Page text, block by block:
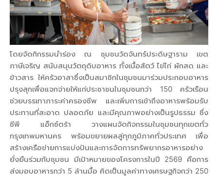
โดยจัดกิกรรมนำร่อง ณ ชุมชนวัดจันทร์ประดิษฐาราม เขต
ภาษีเจริญ สนับสนุนวัตถุดิบอาหาร ทั้งเนื้อสัตว์ ไข่ไก่ ผักสด และ
ข้าวสาร ให้ครัวอาสาซึ่งเป็นสมาชิกในชุมชนมาร่วมประกอบอาหาร
ปรุงสุกเพื่อแจกจ่ายให้แก่ประชาชนในชุมชนกว่า 150 ครัวเรือน
ช่วยบรรเทาภาระค่าครองชีพ และเพิ่มการเข้าถึงอาหารพร้อมรับ
ประทานที่สะอาด ปลอดภัย และมีคุณภาพอย่างเป็นรูปธรรม ซึ่ง
ซีพี แอ็กซ์ตร้า วางแผนจัดกิจกรรมในชุมชนทุกเขตทั่ว
กรุงเทพมหานคร พร้อมขยายผลสู่ทุกภูมิภาคทั่วประเทศ เพื่อ
สร้างเครือข่ายการแบ่งปันและการจัดการทรัพยากรอาหารอย่าง
ยั่งยืนร่วมกับชุมชน มีเป้าหมายของโครงการในปี 2569 คือการ
ส่งมอบอาหารกว่า 5 ล้านมื้อ คิดเป็นมูลค่าทางเศรษฐกิจกว่า 250